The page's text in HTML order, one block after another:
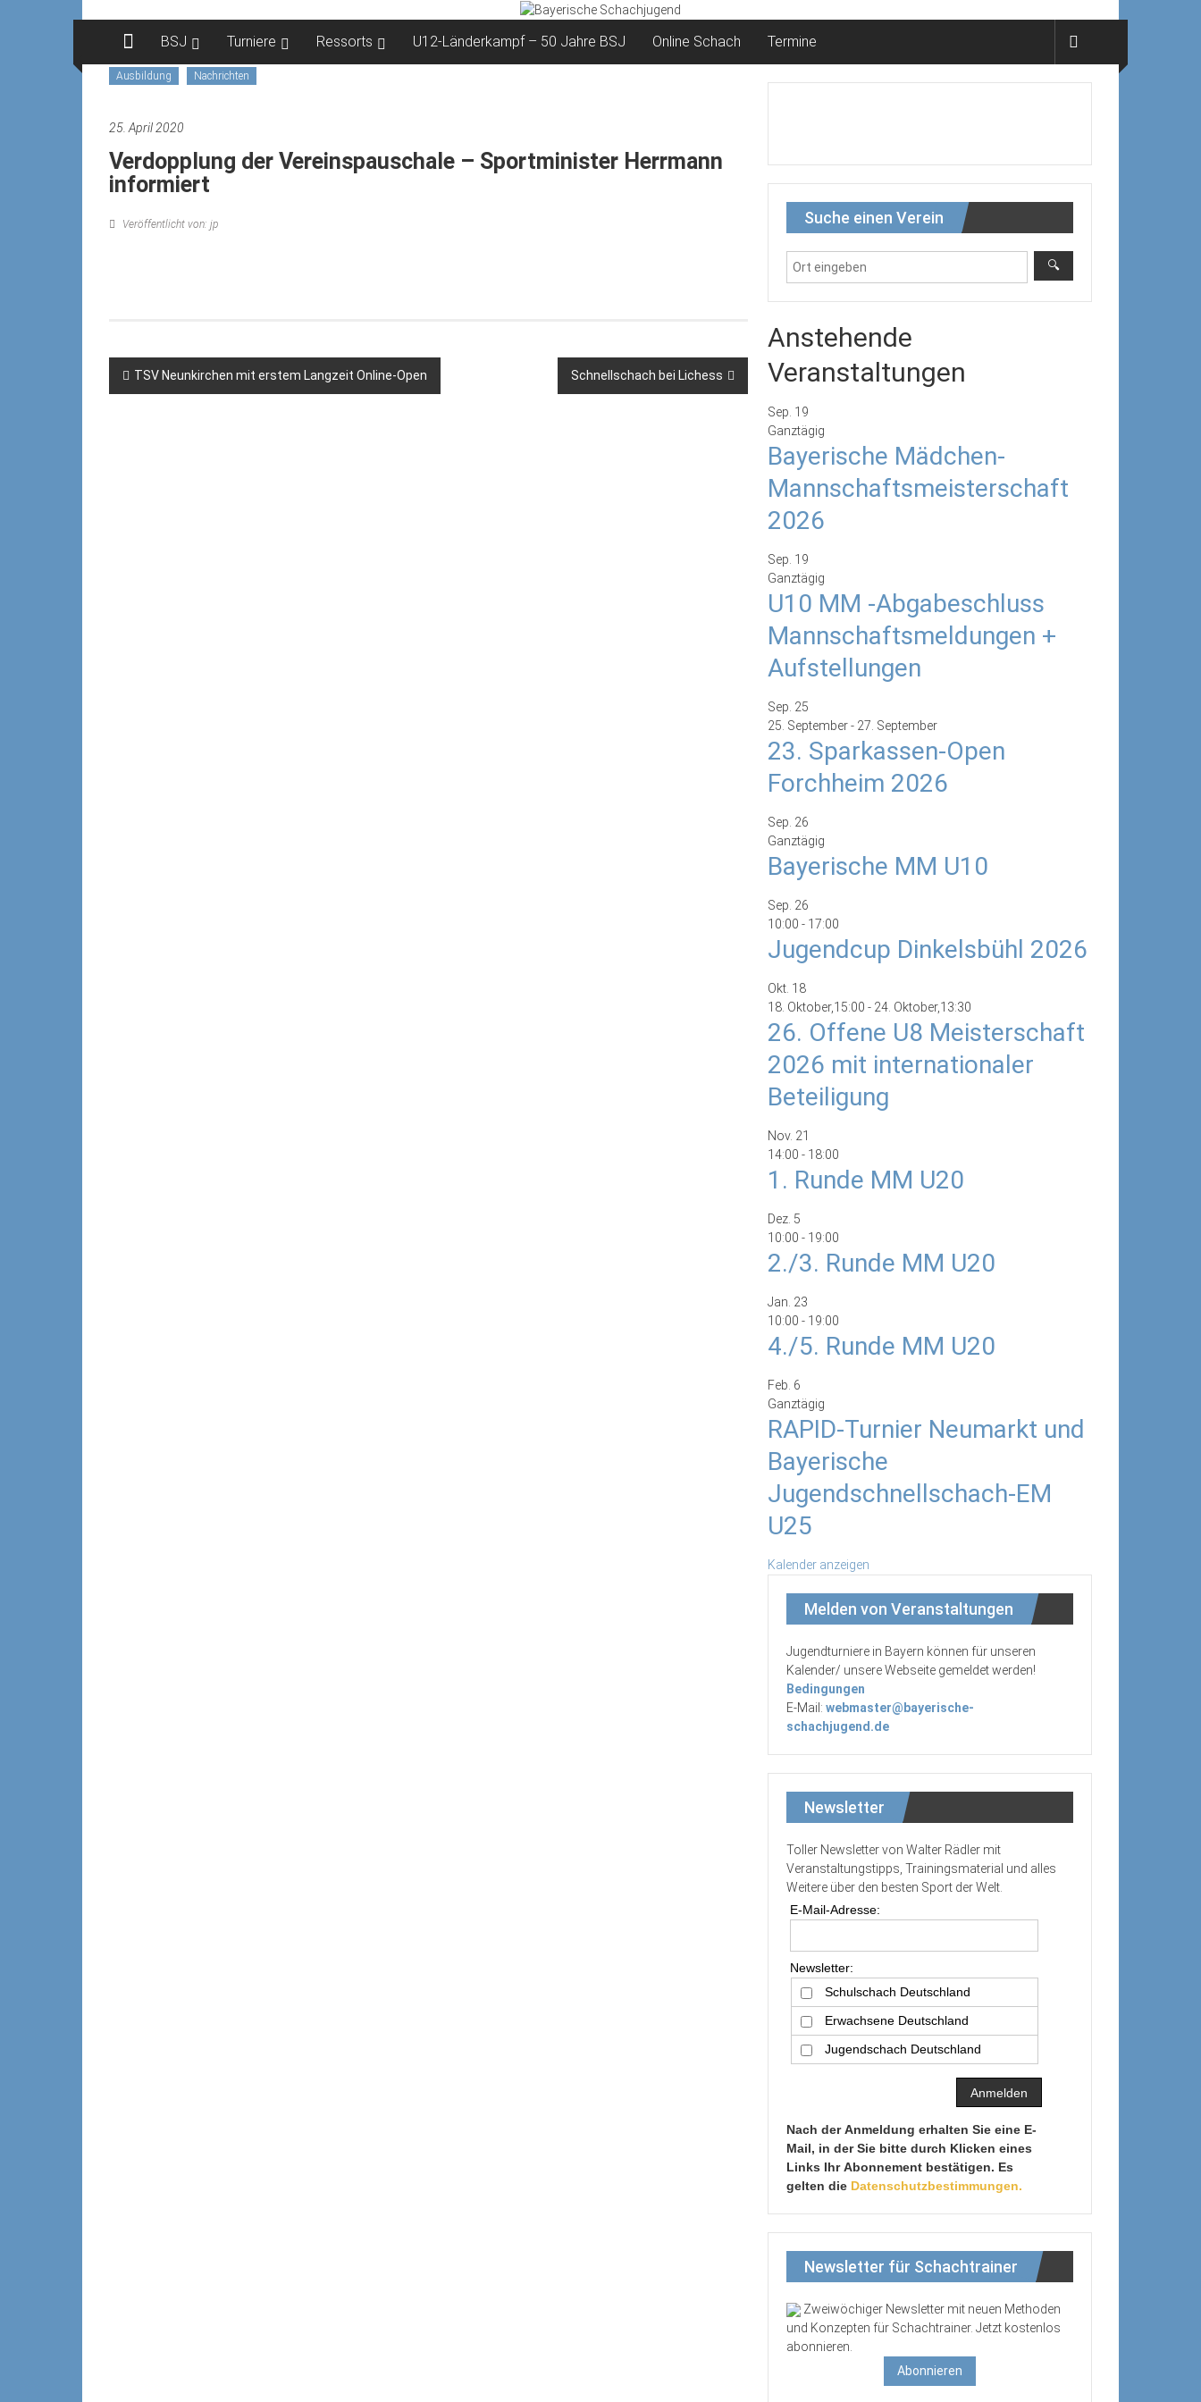
springen
BSJ Turniere Ressorts U12-Länderkampf – 50 Jahre BSJ Online Schach Termine
Ausbildung Nachrichten
25. April 2020
Verdopplung der Vereinspauschale – Sportminister Herrmann
informiert
Veröffentlicht von: jp
Beitragsnavigation
TSV Neunkirchen mit erstem Langzeit Online-Open Schnellschach bei Lichess
Suche einen Verein
Anstehende
Veranstaltungen
Sep. 19
Ganztägig
Bayerische Mädchen-
Mannschaftsmeisterschaft
2026
Sep. 19
Ganztägig
U10 MM -Abgabeschluss
Mannschaftsmeldungen +
Aufstellungen
Sep. 25
25. September- 27. September
23. Sparkassen-Open
Forchheim 2026
Sep. 26
Ganztägig
Bayerische MM U10
Sep. 26
10:00 - 17:00
Jugendcup Dinkelsbühl 2026
Okt. 18
18. Oktober,15:00 - 24. Oktober,13:30
26. Offene U8 Meisterschaft
2026 mit internationaler
Beteiligung
Nov. 21
14:00 - 18:00
1. Runde MM U20
Dez. 5
10:00 - 19:00
2./3. Runde MM U20
Jan. 23
10:00 - 19:00
4./5. Runde MM U20
Feb. 6
Ganztägig
RAPID-Turnier Neumarkt und
Bayerische
Jugendschnellschach-EM
U25
Kalender anzeigen
Melden von Veranstaltungen
Jugendturniere in Bayern können für unseren
Kalender/ unsere Webseite gemeldet werden!
Bedingungen
E-Mail: webmaster@bayerische-
schachjugend.de
Newsletter
Toller Newsletter von Walter Rädler mit
Veranstaltungstipps, Trainingsmaterial und alles
Weitere über den besten Sport der Welt.
E-Mail-Adresse:
Newsletter:
Schulschach Deutschland
Erwachsene Deutschland
Jugendschach Deutschland
Nach der Anmeldung erhalten Sie eine E-
Mail, in der Sie bitte durch Klicken eines
Links Ihr Abonnement bestätigen. Es
gelten die Datenschutzbestimmungen.
Newsletter für Schachtrainer
Zweiwöchiger Newsletter mit neuen Methoden
und Konzepten für Schachtrainer. Jetzt kostenlos
abonnieren.
Abonnieren